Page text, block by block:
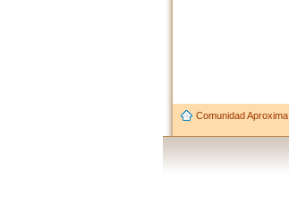
Comunidad Aproxima